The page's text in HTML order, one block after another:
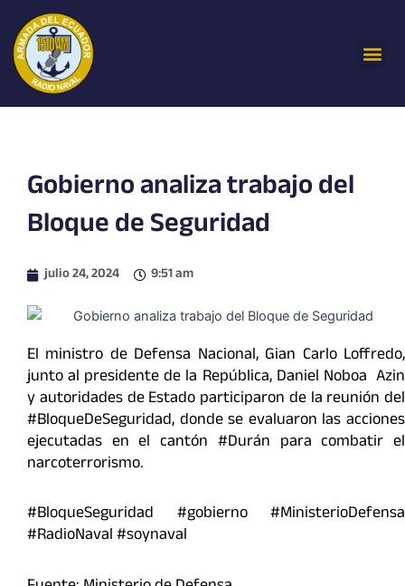
contenido
Gobierno analiza trabajo del
Bloque de Seguridad
julio 24, 2024 9:51 am
El ministro de Defensa Nacional, Gian Carlo Loffredo,
junto al presidente de la República, Daniel Noboa Azin
y autoridades de Estado participaron de la reunión del
#BloqueDeSeguridad, donde se evaluaron las acciones
ejecutadas en el cantón #Durán para combatir el
narcoterrorismo.
#BloqueSeguridad #gobierno #MinisterioDefensa
#RadioNaval #soynaval